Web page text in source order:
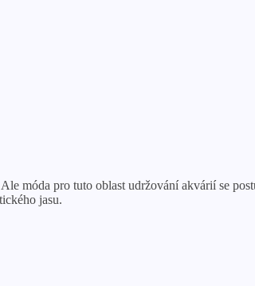
móda pro tuto oblast udržování akvárií se
jasu.